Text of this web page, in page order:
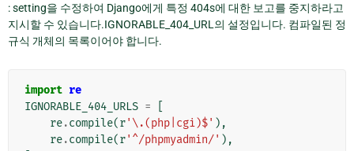
: setting을 수정하여 Django에게 특정 404s에 대한 보고를 중지하라고
지시할 수 있습니다.IGNORABLE_404_URL의 설정입니다. 컴파일된 정
규식 개체의 목록이어야 합니다.
import re
IGNORABLE_404_URLS =
re.compile(r'\.(php|cgi)$' ),
re.compile(r'^/phpmyadmin/' ),